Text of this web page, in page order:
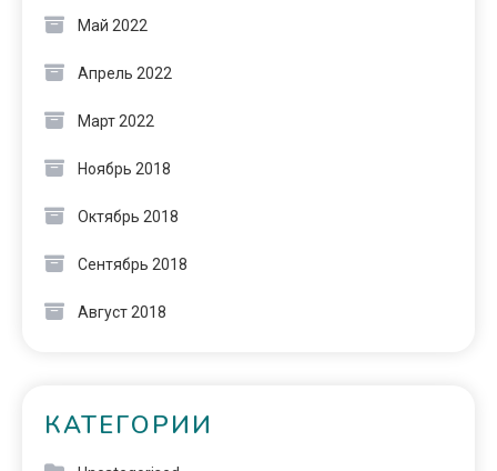
Май 2022
Апрель 2022
Март 2022
Ноябрь 2018
Октябрь 2018
Сентябрь 2018
Август 2018
КАТЕГОРИИ